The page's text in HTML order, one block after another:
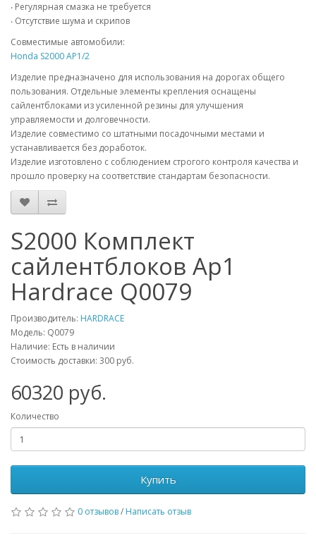
‧ Регулярная смазка не требуется
‧ Отсутствие шума и скрипов
Совместимые автомобили:
Honda S2000 AP1/2
Изделие предназначено для использования на дорогах общего
пользования. Отдельные элементы крепления оснащены
сайлентблоками из усиленной резины для улучшения
управляемости и долговечности.
Изделие совместимо со штатными посадочными местами и
устанавливается без доработок.
Изделие изготовлено с соблюдением строгого контроля качества и
прошло проверку на соответствие стандартам безопасности.
S2000 Комплект
сайлентблоков Ap1
Hardrace Q0079
Производитель: HARDRACE
Модель: Q0079
Наличие: Есть в наличии
Стоимость доставки: 300 руб.
60320 руб.
Количество
Купить
0 отзывов/ Написать отзыв